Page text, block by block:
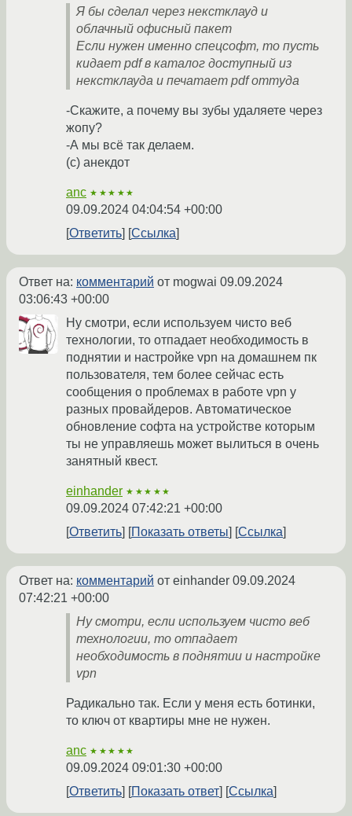
Я бы сделал через некстклауд и
облачный офисный пакет
Если нужен именно спецсофт, то пусть
кидает pdf в каталог доступный из
некстклауда и печатает pdf оттуда
-Скажите, а почему вы зубы удаляете через
жопу?
-А мы всё так делаем.
(c) анекдот
anc ★★★★★
09.09.2024 04:04:54 +00:00
Ответить
Ссылка
Ответ на: комментарий от mogwai 09.09.2024
03:06:43 +00:00
Ну смотри, если используем чисто веб
технологии, то отпадает необходимость в
поднятии и настройке vpn на домашнем пк
пользователя, тем более сейчас есть
сообщения о проблемах в работе vpn у
разных провайдеров. Автоматическое
обновление софта на устройстве которым
ты не управляешь может вылиться в очень
занятный квест.
einhander ★★★★★
09.09.2024 07:42:21 +00:00
Ответить
Показать ответы Ссылка
Ответ на: комментарий от einhander 09.09.2024
07:42:21 +00:00
Ну смотри, если используем чисто веб
технологии, то отпадает
необходимость в поднятии и настройке
vpn
Радикально так. Если у меня есть ботинки,
то ключ от квартиры мне не нужен.
anc ★★★★★
09.09.2024 09:01:30 +00:00
Ответить
Показать ответ Ссылка